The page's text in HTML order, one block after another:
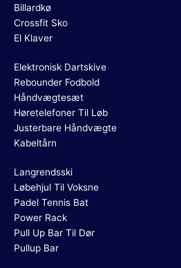
Billardkø
Crossfit Sko
El Klaver
Elektronisk Dartskive
Rebounder Fodbold
Håndvægtesæt
Høretelefoner Til Løb
Justerbare Håndvægte
Kabeltårn
Langrendsski
Løbehjul Til Voksne
Padel Tennis Bat
Power Rack
Pull Up Bar Til Dør
Pullup Bar